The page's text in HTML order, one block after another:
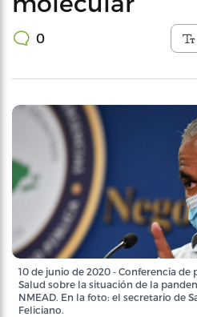
0
10 de junio de 2020 - Conferencia
Salud sobre la situación de la
NMEAD. En la foto: el secretario de
Feliciano.